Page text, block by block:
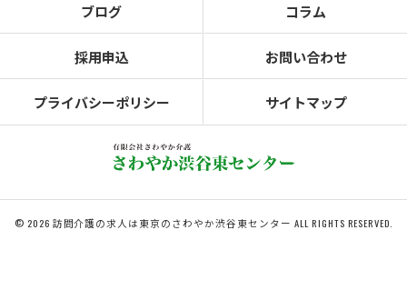
ブログ コラム
採用申込 お問い合わせ
プライバシーポリシー サイトマップ
© 2026 訪問介護の求人は東京のさわやか渋谷東センター ALL RIGHTS RESERVED.